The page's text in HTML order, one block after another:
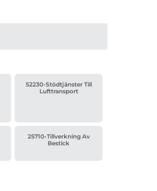
52230-Stödtjänster Till
Lufttransport
25710-Tillverkning Av
Bestick